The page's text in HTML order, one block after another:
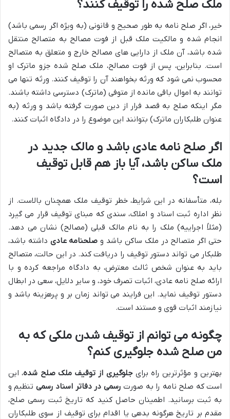
ملک صلح شده را توقیف کنند؟
خیر، اگر صلح نامه به طور صحیح و قانونی (به ویژه اگر رسمی باشد)
انجام شده و مالکیت ملک قبل از فوت مصالح به متصالح منتقل
شده باشد، آن ملک از دارایی های مصالح خارج و متعلق به متصالح
است. بنابراین، پس از فوت مصالح، ملک صلح شده جزو ماترک او
محسوب نمی شود که ورثه بخواهند آن را توقیف کنند. ورثه تنها می
توانند به اموال باقی مانده از متوفی (ماترک) دسترسی داشته باشند.
مگر اینکه صلح به قصد فرار از دین صورت گرفته باشد و ورثه (به
عنوان طلبکاران ماترک) بتوانند این موضوع را در دادگاه اثبات کنند.
اگر صلح نامه عادی باشد و مالک جدید در
ملک ساکن باشد، آیا باز هم قابل توقیف
است؟
بله، متأسفانه در این شرایط، خطر توقیف ملک همچنان بالاست. از
نظر اداره ثبت اسناد و املاک، سندی که مبنای توقیف قرار می گیرد
(مثلاً اجراییه) ملک را به نام مالک قبلی (مصالح) نشان می دهد.
حتی اگر متصالح در ملک ساکن باشد و صلحنامه عادی داشته باشد،
طلبکار می تواند دستور توقیف را دریافت کند. در این حالت، متصالح
باید به عنوان شخص ثالث معترض، به دادگاه مراجعه کرده و با
ارائه صلح نامه عادی، اثبات تصرف خود، و سایر دلایل، سعی در ابطال
دستور توقیف نماید. این فرایند می تواند زمان بر و پرهزینه باشد و
نیازمند اثبات قوی و مستند است.
چگونه می توانم از توقیف شدن ملکی که به
من صلح شده جلوگیری کنم؟
بهترین و مؤثرترین راه برایجلوگیری از توقیف ملک صلح شده، این
است که صلح نامه را به صورت رسمی در دفاتر اسناد رسمی تنظیم و
به ثبت برسانید. اطمینان حاصل کنید که تاریخ ثبت رسمی صلح،
مقدم بر تاریخ هرگونه بدهی یا اقدام برای توقیف از سوی طلبکاران